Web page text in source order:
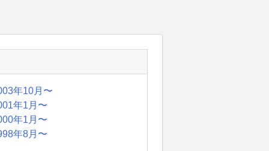
年10月〜
年1月〜
年1月〜
年8月〜